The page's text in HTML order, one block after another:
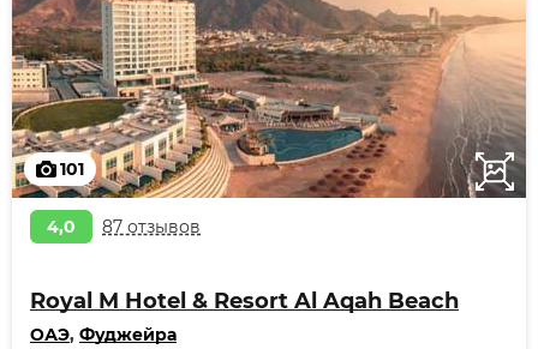
101
4,0 87 отзывов
Royal M Hotel & Resort Al Aqah Beach
ОАЭ, Фуджейра